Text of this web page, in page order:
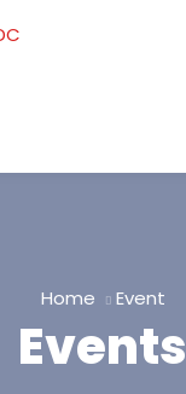
Home Event
Events